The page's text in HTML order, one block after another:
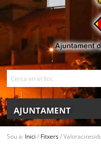
AJUNTAMENT
Sou a: Inici / Fitxers/